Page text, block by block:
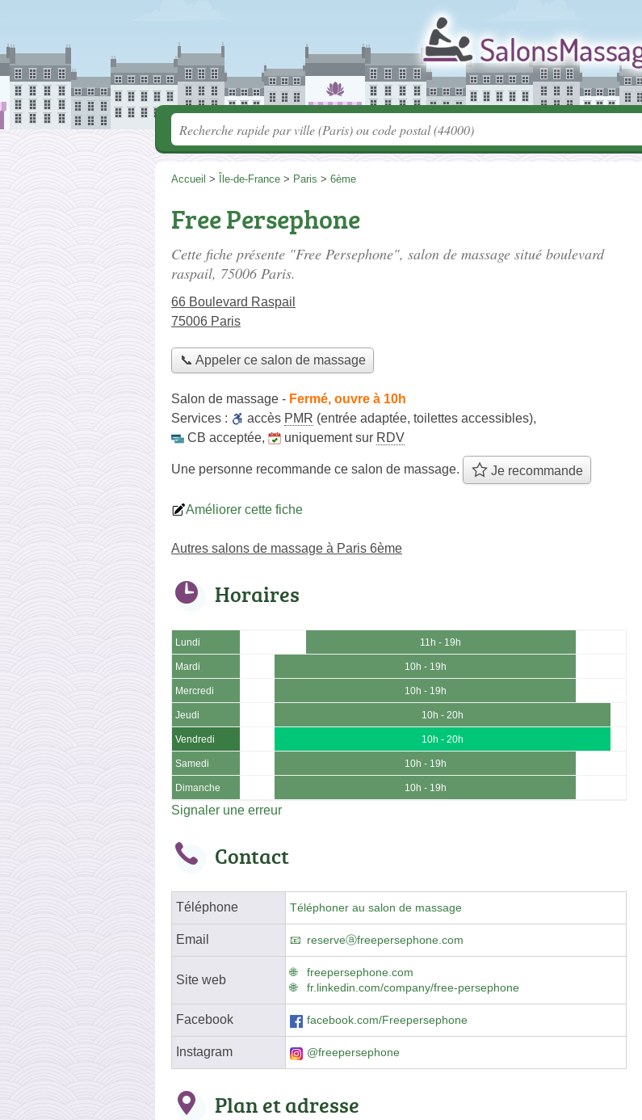
Accueil > Île-de-France > Paris > 6ème
Free Persephone
Cette fiche présente "Free Persephone", salon de massage situé boulevard
raspail, 75006 Paris.
66 Boulevard Raspail
75006 Paris
📞 Appeler ce salon de massage
Salon de massage - Fermé, ouvre à 10h
Services :
accès PMR (entrée adaptée, toilettes accessibles),
CB acceptée, uniquement sur RDV
Une personne recommande ce salon de massage. Je recommande
Améliorer cette fiche
Autres salons de massage à Paris 6ème
Horaires
Lundi 11h - 19h
Mardi 10h - 19h
Mercredi 10h - 19h
Jeudi 10h - 20h
Vendredi 10h - 20h
Samedi 10h - 19h
Dimanche 10h - 19h
Signaler une erreur
Contact
Téléphone Téléphoner au salon de massage
Email reserveⓐfreepersephone.com
Site web
freepersephone.com
fr.linkedin.com/company/free-persephone
Facebook facebook.com/Freepersephone
Instagram @freepersephone
Plan et adresse